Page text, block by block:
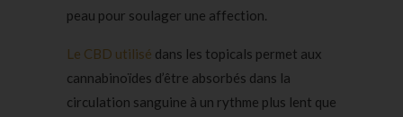
peau pour soulager une affection.
Le CBD utilisé dans les topicals permet aux
cannabinoïdes d’être absorbés dans la
circulation sanguine à un rythme plus lent que